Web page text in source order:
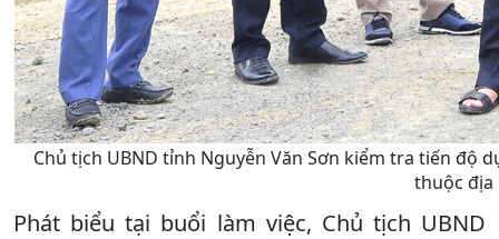
Chủ tịch UBND tỉnh Nguyễn Văn Sơn kiểm tra tiến độ
thuộc địa
Phát biểu tại buổi làm việc, Chủ tịch UBND